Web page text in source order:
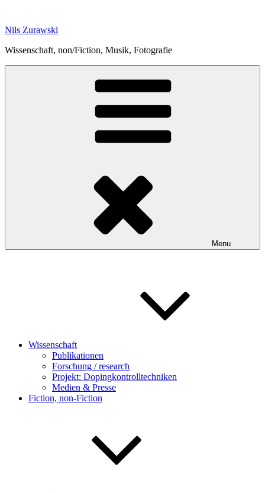
content
Nils Zurawski
Wissenschaft, non/Fiction, Musik, Fotografie
Menu
Wissenschaft
Publikationen
Forschung / research
Projekt: Dopingkontrolltechniken
Medien & Presse
Fiction, non-Fiction